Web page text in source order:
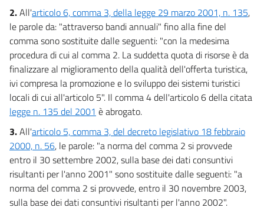
24
25
26
27
28
29
30
31
32
CAPO II
ONERI DI PERSONALE
2.All'articolo 6, comma 3, della legge 29 marzo 2001, n. 135,
le parole da: "attraverso bandi annuali" fino alla fine del
comma sono sostituite dalle seguenti: "con la medesima
procedura di cui al comma 2. La suddetta quota di risorse è da
finalizzare al miglioramento della qualità dell'offerta turistica,
ivi compresa la promozione e lo sviluppo dei sistemi turistici
locali di cui all'articolo 5". Il comma 4 dell'articolo 6 della citata
legge n. 135 del 2001 è abrogato.
3.All'articolo 5, comma 3, del decreto legislativo 18 febbraio
2000, n. 56, le parole: "a norma del comma 2 si provvede
entro il 30 settembre 2002, sulla base dei dati consuntivi
risultanti per l'anno 2001" sono sostituite dalle seguenti: "a
norma del comma 2 si provvede, entro il 30 novembre 2003,
sulla base dei dati consuntivi risultanti per l'anno 2002".